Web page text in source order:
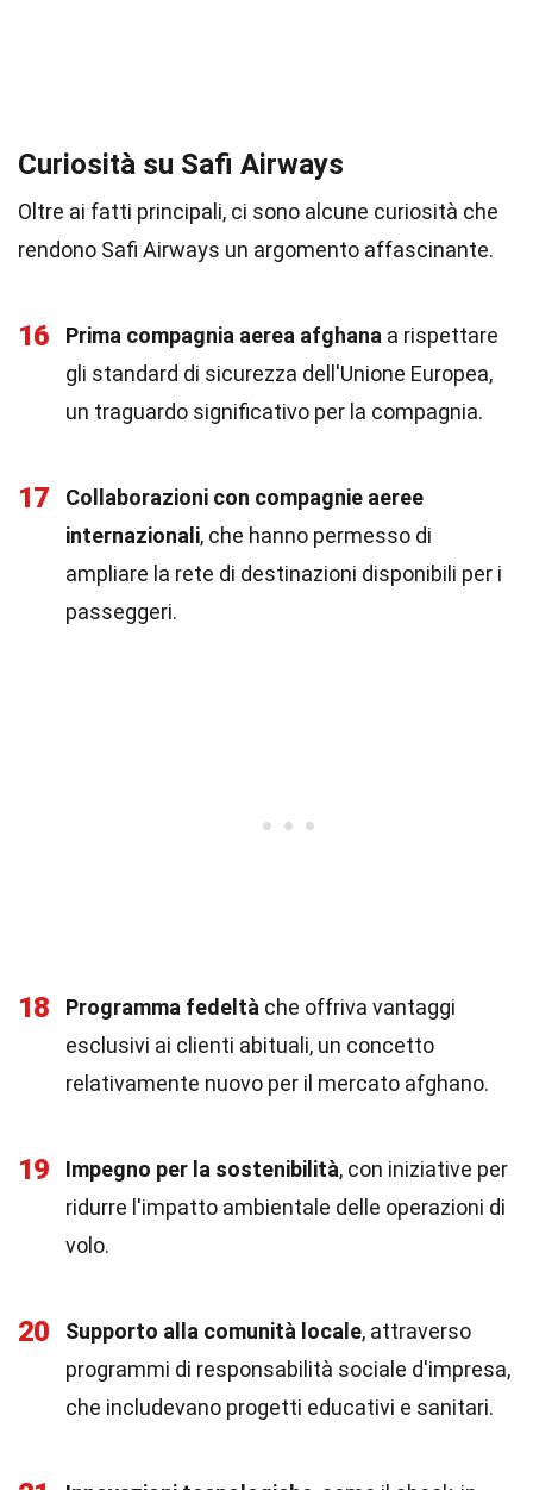
Curiosità su Safi Airways
Oltre ai fatti principali, ci sono alcune curiosità che
rendono Safi Airways un argomento affascinante.
16 Prima compagnia aerea afghana a rispettare
gli standard di sicurezza dell'Unione Europea,
un traguardo significativo per la compagnia.
17
Collaborazioni con compagnie aeree
internazionali, che hanno permesso di
ampliare la rete di destinazioni disponibili per i
passeggeri.
18 Programma fedeltà che offriva vantaggi
esclusivi ai clienti abituali, un concetto
relativamente nuovo per il mercato afghano.
19 Impegno per la sostenibilità, con iniziative per
ridurre l'impatto ambientale delle operazioni di
volo.
20 Supporto alla comunità locale, attraverso
programmi di responsabilità sociale d'impresa,
che includevano progetti educativi e sanitari.